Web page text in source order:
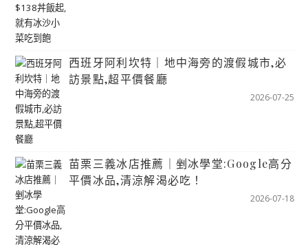
西班牙阿利坎特｜地中海旁的渡假城市,必
訪景點,超平價餐廳
2026-07-25
苗栗三義冰店推薦｜剉冰學堂:Google高分
平價冰品,清涼解渴必吃！
2026-07-18